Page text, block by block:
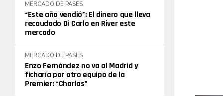
MERCADO DE PASES
“Este año vendió”: El dinero que lleva
recaudado Di Carlo en River este
mercado
MERCADO DE PASES
Enzo Fernández no va al Madrid y
ficharía por otro equipo de la
Premier: “Charlas”